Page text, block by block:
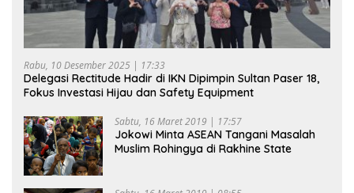
Rabu, 10 Desember 2025 | 17:33
Delegasi Rectitude Hadir di IKN Dipimpin Sultan Paser 18,
Fokus Investasi Hijau dan Safety Equipment
Sabtu, 16 Maret 2019 | 17:57
Jokowi Minta ASEAN Tangani Masalah
Muslim Rohingya di Rakhine State